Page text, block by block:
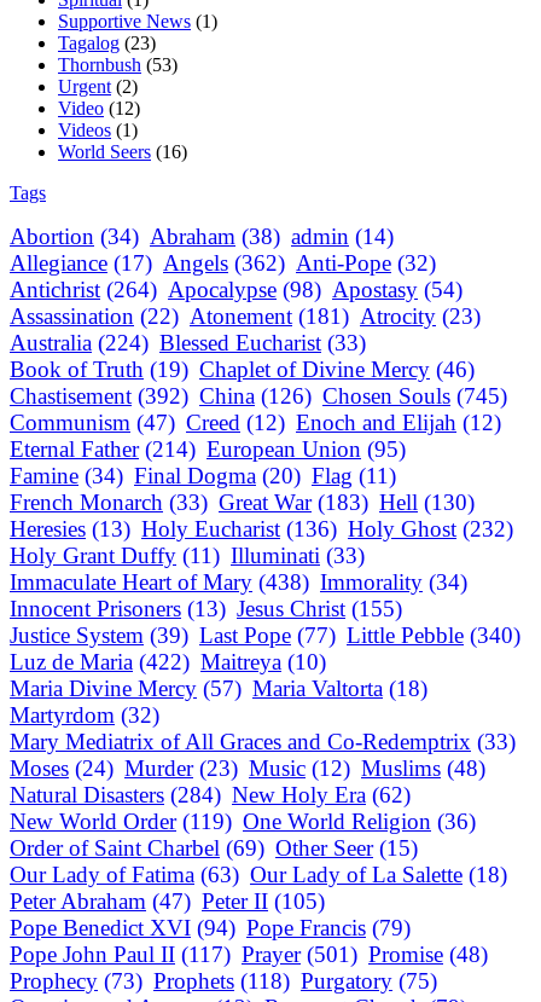
Supportive News (1)
Tagalog (23)
Thornbush (53)
Urgent (2)
Video (12)
Videos (1)
World Seers (16)
Tags
Abortion (34) Abraham (38) admin (14)
Allegiance (17) Angels (362) Anti-Pope (32)
Antichrist (264) Apocalypse (98) Apostasy (54)
Assassination (22) Atonement (181) Atrocity (23)
Australia (224) Blessed Eucharist (33)
Book of Truth (19) Chaplet of Divine Mercy (46)
Chastisement (392) China (126) Chosen Souls (745)
Communism (47) Creed (12) Enoch and Elijah (12)
Eternal Father (214) European Union (95)
Famine (34) Final Dogma (20) Flag (11)
French Monarch (33) Great War (183) Hell (130)
Heresies (13) Holy Eucharist (136) Holy Ghost (232)
Holy Grant Duffy (11) Illuminati (33)
Immaculate Heart of Mary (438) Immorality (34)
Innocent Prisoners (13) Jesus Christ (155)
Justice System (39) Last Pope (77) Little Pebble (340)
Luz de Maria (422) Maitreya (10)
Maria Divine Mercy (57) Maria Valtorta (18)
Martyrdom (32)
Mary Mediatrix of All Graces and Co-Redemptrix (33)
Moses (24) Murder (23) Music (12) Muslims (48)
Natural Disasters (284) New Holy Era (62)
New World Order (119) One World Religion (36)
Order of Saint Charbel (69) Other Seer (15)
Our Lady of Fatima (63) Our Lady of La Salette (18)
Peter Abraham (47) Peter II (105)
Pope Benedict XVI (94) Pope Francis (79)
Pope John Paul II (117) Prayer (501) Promise (48)
Prophecy (73) Prophets (118) Purgatory (75)